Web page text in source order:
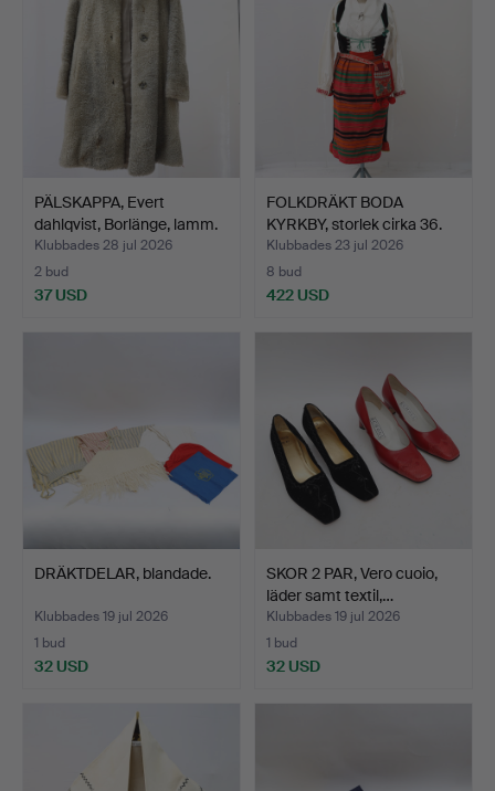
PÄLSKAPPA, Evert
dahlqvist, Borlänge, lamm.
Klubbades 28 jul 2026
2 bud
37 USD
FOLKDRÄKT BODA
KYRKBY, storlek cirka 36.
Klubbades 23 jul 2026
8 bud
422 USD
DRÄKTDELAR, blandade.
Klubbades 19 jul 2026
1 bud
32 USD
SKOR 2 PAR, Vero cuoio,
läder samt textil,…
Klubbades 19 jul 2026
1 bud
32 USD